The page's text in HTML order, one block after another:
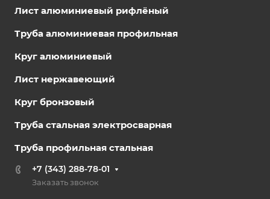
Лист алюминиевый рифлёный
Труба алюминиевая профильная
Круг алюминиевый
Лист нержавеющий
Круг бронзовый
Труба стальная электросварная
Труба профильная стальная
+7 (343) 288-78-01
Заказать звонок